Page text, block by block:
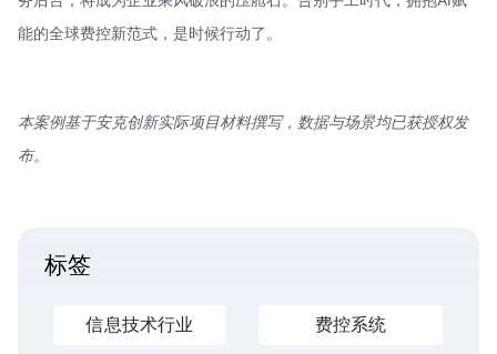
能的全球费控新范式，是时候行动了。
本案例基于安克创新实际项目材料撰写，数据与场景均已获授权发
布。
标签
信息技术行业 费控系统